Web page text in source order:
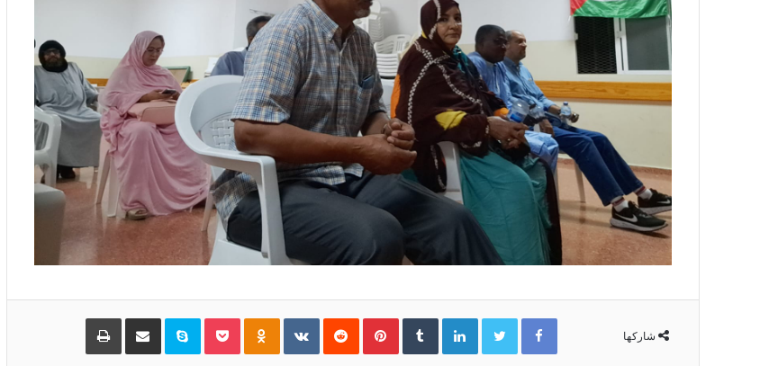
شاركها
Facebook
Twitter
LinkedIn
‏Tumblr
Pinterest
‏Reddit
‏VKontakte
Pocket
Skype مشاركة عبر البريد